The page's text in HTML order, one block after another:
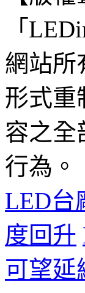
「
網站所
形式重
容之全
行為。
LED台
度回升
可望延